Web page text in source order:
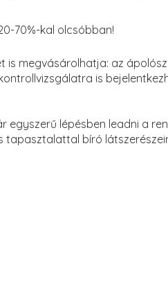
70%-kal olcsóbban!
is megvásárolhatja: az
is
lépésben leadni a
bíró